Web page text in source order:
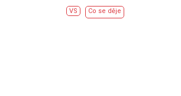
VS Co se děje